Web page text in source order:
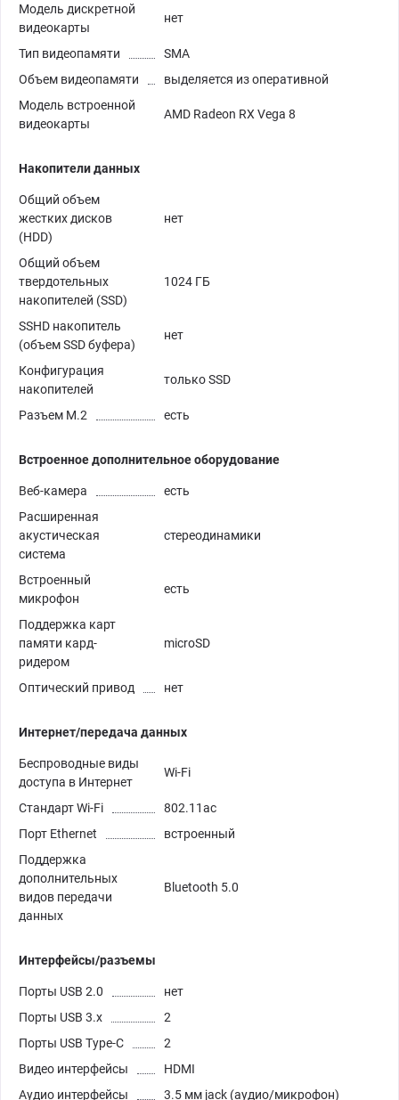
Модель дискретной
видеокарты
нет
Тип видеопамяти
SMA
Объем видеопамяти
выделяется из оперативной
Модель встроенной
видеокарты
AMD Radeon RX Vega 8
Накопители данных
Общий объем
жестких дисков
(HDD)
нет
Общий объем
твердотельных
накопителей (SSD)
1024 ГБ
SSHD накопитель
(объем SSD буфера)
нет
Конфигурация
накопителей
только SSD
Разъем M.2 есть
Встроенное дополнительное оборудование
Веб-камера
есть
Расширенная
акустическая
система
стереодинамики
Встроенный
микрофон
есть
Поддержка карт
памяти кард-
ридером
microSD
Оптический привод нет
Интернет/передача данных
Беспроводные виды
доступа в Интернет
Wi-Fi
Стандарт Wi-Fi
802.11ac
Порт Ethernet
встроенный
Поддержка
дополнительных
видов передачи
данных
Bluetooth 5.0
Интерфейсы/разъемы
Порты USB 2.0
нет
Порты USB 3.х
2
Порты USB Type-C
2
Видео интерфейсы
HDMI
Аудио интерфейсы
3.5 мм jack (аудио/микрофон)